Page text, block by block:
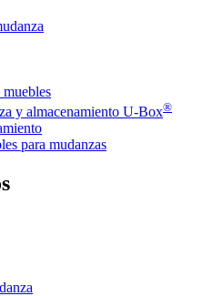
y almacenamiento U-Box®
para mudanzas